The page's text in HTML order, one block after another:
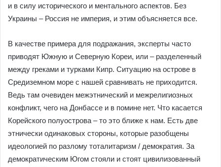
и в силу исторического и ментального аспектов. Без
Украины – Россия не империя, и этим объясняется все.
В качестве примера для подражания, эксперты часто
приводят Южную и Северную Кореи, или – разделенный
между греками и турками Кипр. Ситуацию на острове в
Средиземном море с нашей сравнивать не приходится.
Ведь там очевиден межэтнический и межрелигиозных
конфликт, чего на Донбассе и в помине нет. Что касается
Корейского полуострова – то это ближе к нам. Есть две
этнически одинаковых стороны, которые разобщены
идеологией по разлому тоталитаризм / демократия. За
демократическим Югом стояли и стоят цивилизованный